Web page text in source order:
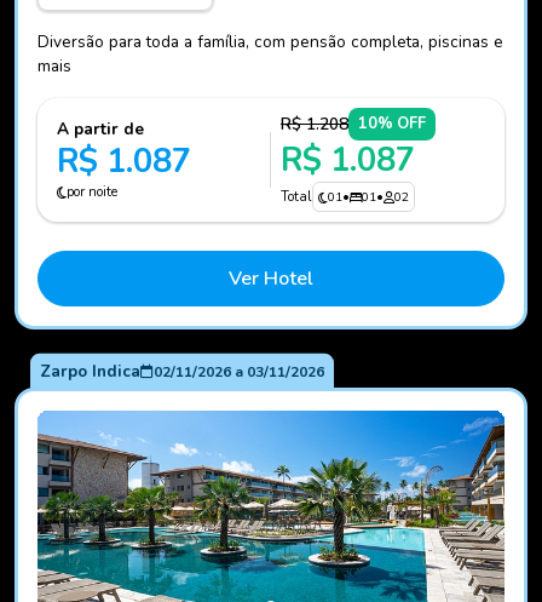
Diversão para toda a família, com pensão completa, piscinas e
mais
A partir de
R$ 1.087
por noite
R$ 1.208 10% OFF
R$ 1.087
Total 01• 01• 02
Ver Hotel
Zarpo Indica 02/11/2026a 03/11/2026